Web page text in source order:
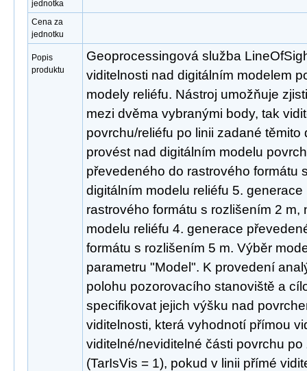
jednotka
Cena za
jednotku
Popis
produktu
Geoprocessingová služba
viditelnosti nad digitálním modelem
modely reliéfu. Nástroj umožňuje
mezi dvěma vybranými body, tak
povrchu/reliéfu po linii zadané
provést nad digitálním modelu
převedeného do rastrového formátu
digitálním modelu reliéfu 5.
rastrového formátu s rozlišením 2 m,
modelu reliéfu 4. generace
formátu s rozlišením 5 m. Výběr
parametru "Model". K provedení
polohu pozorovacího stanoviště a
specifikovat jejich výšku nad
viditelnosti, která vyhodnotí přímou
viditelné/neviditelné části povrchu
(TarIsVis = 1), pokud v linii přímé